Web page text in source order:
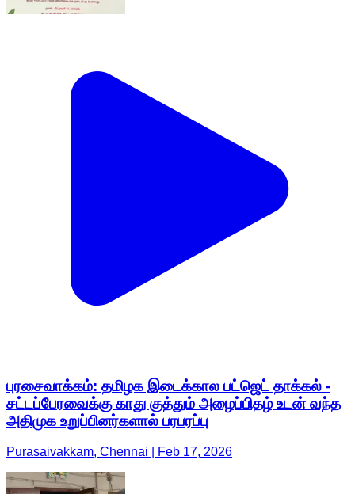
புரசைவாக்கம்: தமிழக இடைக்கால பட்ஜெட் தாக்கல் -
சட்டப்பேரவைக்கு காது குத்தும் அழைப்பிதழ் உடன் வந்த
அதிமுக உறுப்பினர்களால் பரபரப்பு
Purasaivakkam, Chennai | Feb 17, 2026